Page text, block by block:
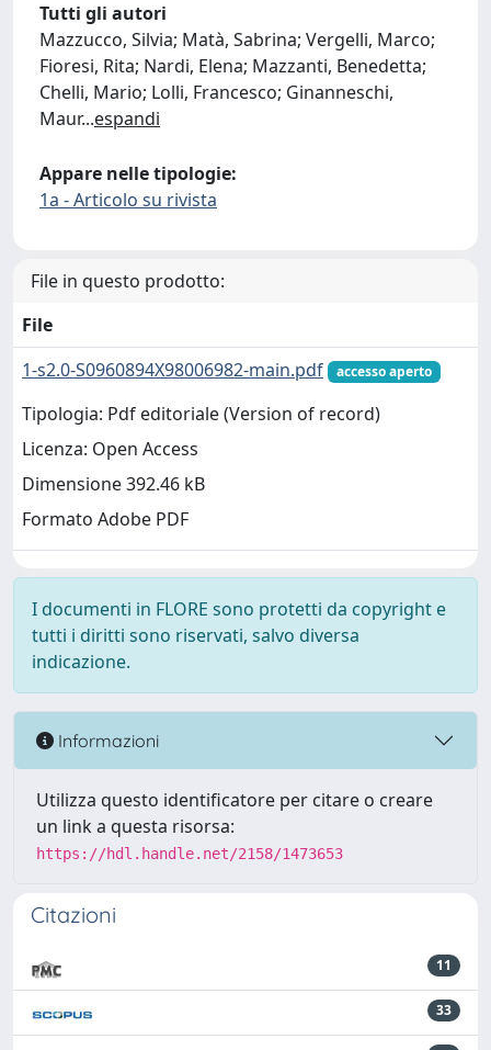
Tutti gli autori
Mazzucco, Silvia; Matà, Sabrina; Vergelli, Marco;
Fioresi, Rita; Nardi, Elena; Mazzanti, Benedetta;
Chelli, Mario; Lolli, Francesco; Ginanneschi,
Maur...espandi
Appare nelle tipologie:
1a - Articolo su rivista
File in questo prodotto:
File
1-s2.0-S0960894X98006982-main.pdf
accesso aperto
Tipologia: Pdf editoriale (Version of record)
Licenza: Open Access
Dimensione 392.46 kB
Formato Adobe PDF
I documenti in FLORE sono protetti da copyright e
tutti i diritti sono riservati, salvo diversa
indicazione.
Informazioni
Utilizza questo identificatore per citare o creare
un link a questa risorsa:
https://hdl.handle.net/2158/1473653
Citazioni
11
33